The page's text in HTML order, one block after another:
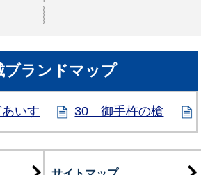
ブランドマップ
いす 30 御手杵の槍